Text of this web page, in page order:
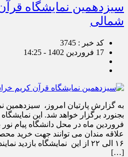
سیزدهمین نمایشگاه
شمالی
کد خبر : 3745
17 فروردین 1402 - 14:25
به گزارش پارتیان امروز، سیزدهمین
فروردین ماه در محل دانشگاه پیام
علاقه مندان می توانند جهت خرید
[…]